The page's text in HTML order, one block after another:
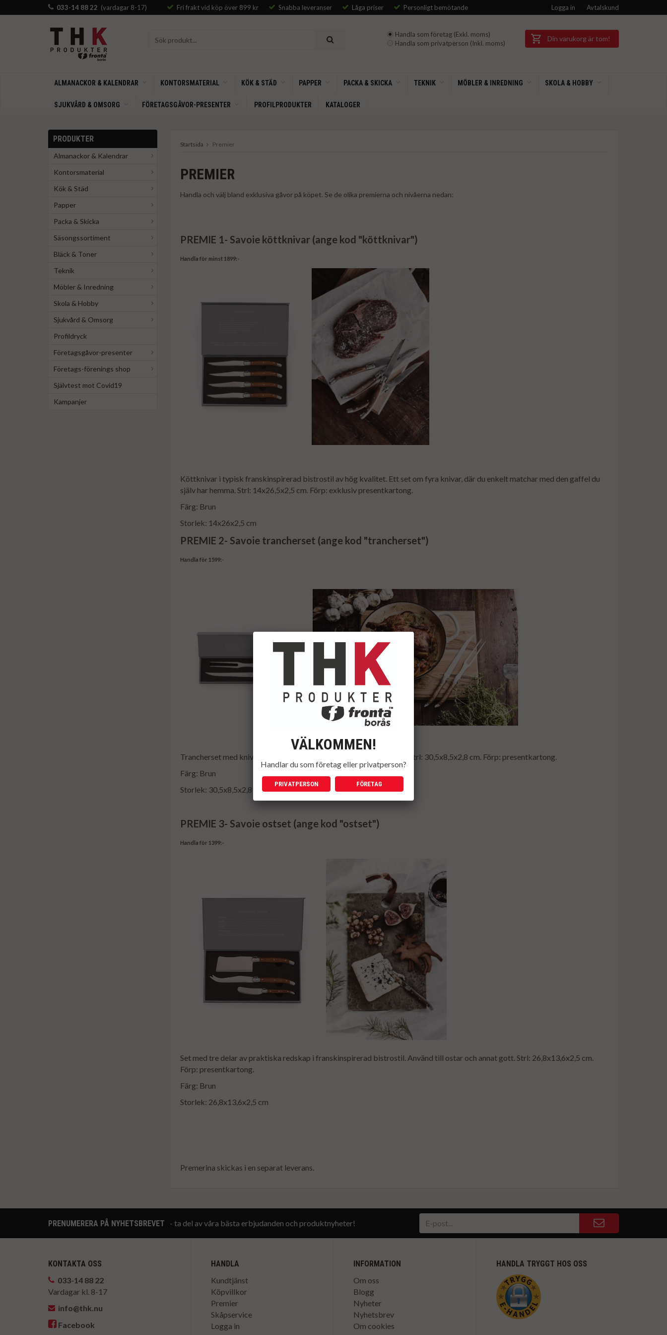
033-14 88 22 (vardagar 8-17) Logga in Avtalskund
Fri frakt vid köp över 899 kr Snabba leveranser Låga priser Personligt bemötande
Handla som företag (Exkl. moms)
Handla som privatperson (Inkl. moms)
Din varukorg är tom!
ALMANACKOR & KALENDRAR KONTORSMATERIAL KÖK & STÄD PAPPER PACKA & SKICKA TEKNIK MÖBLER & INREDNING SKOLA & HOBBY
SJUKVÅRD & OMSORG FÖRETAGSGÅVOR-PRESENTER PROFILPRODUKTER KATALOGER
PRODUKTER
Almanackor & Kalendrar
Kontorsmaterial
Kök & Städ
Papper
Packa & Skicka
Säsongssortiment
Bläck & Toner
Teknik
Möbler & Inredning
Skola & Hobby
Sjukvård & Omsorg
Profildryck
Företagsgåvor-presenter
Företags-förenings shop
Självtest mot Covid19
Kampanjer
Startsida Premier
PREMIER
Handla och välj bland exklusiva gåvor på köpet. Se de olika premierna och nivåerna nedan:
PREMIE 1- Savoie köttknivar​ (ange kod "köttknivar")
Handla för minst 1899:-
Köttknivar i typisk franskinspirerad bistrostil av hög kvalitet. Ett set om fyra knivar, där du enkelt matchar med den gaffel du
själv har hemma. Strl: 14x26,5x2,5 cm. Förp: exklusiv presentkartong.
Färg: Brun
Storlek: 14x26x2,5 cm
PREMIE 2- Savoie trancherset (ange kod "trancherset")
Handla för 1599:-
Trancherset med kniv och gaffel i typisk franskinspirerad bistrostil. Strl: 30,5x8,5x2,8 cm. Förp: presentkartong.
Färg: Brun
Storlek: 30,5x8,5x2,8 cm
PREMIE 3- Savoie ostset (ange kod "ostset")
Handla för 1399:-
Set med tre delar av praktiska redskap i franskinspirerad bistrostil. Använd till ostar och annat gott. Strl: 26,8x13,6x2,5 cm.
Förp: presentkartong.
Färg: Brun
Storlek: 26,8x13,6x2,5 cm
Premerina skickas i en separat leverans.
PRENUMERERA PÅ NYHETSBREVET - ta del av våra bästa erbjudanden och produktnyheter!
KONTAKTA OSS
033-14 88 22
Vardagar kl. 8-17
info@thk.nu
Facebook
HANDLA
Kundtjänst
Köpvillkor
Premier
Skåpservice
Logga in
INFORMATION
Om oss
Blogg
Nyheter
Nyhetsbrev
Om cookies
HANDLA TRYGGT HOS OSS
VÄLKOMMEN!
Handlar du som företag eller privatperson?
PRIVATPERSON FÖRETAG